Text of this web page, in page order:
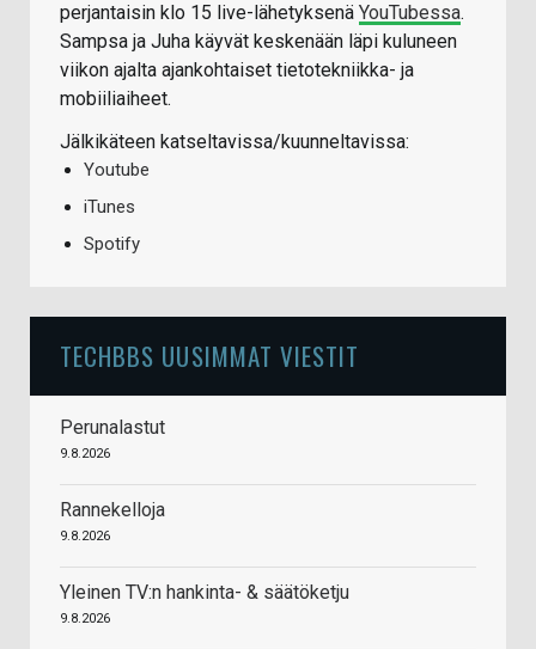
perjantaisin klo 15 live-lähetyksenä YouTubessa.
Sampsa ja Juha käyvät keskenään läpi kuluneen
viikon ajalta ajankohtaiset tietotekniikka- ja
mobiiliaiheet.
Jälkikäteen katseltavissa/kuunneltavissa:
Youtube
iTunes
Spotify
TECHBBS UUSIMMAT VIESTIT
Perunalastut
9.8.2026
Rannekelloja
9.8.2026
Yleinen TV:n hankinta- & säätöketju
9.8.2026